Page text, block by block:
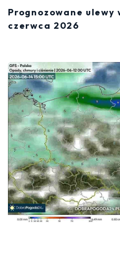
Prognozowane ulewy
czerwca 2026